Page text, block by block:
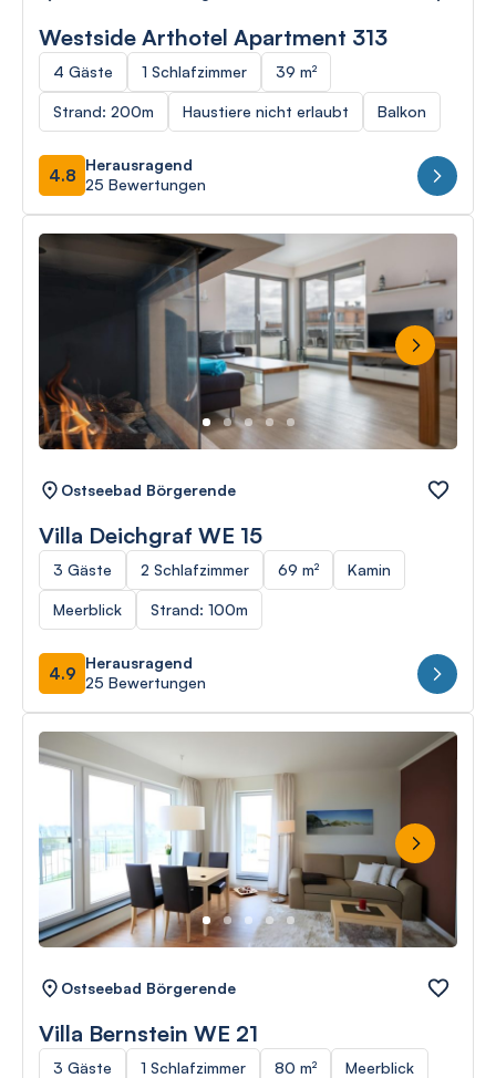
Westside Arthotel Apartment 313
4 Gäste 1 Schlafzimmer 39 m²
Strand: 200m Haustiere nicht erlaubt Balkon
4.8
Herausragend
25 Bewertungen
Next
Ostseebad Börgerende
Villa Deichgraf WE 15
3 Gäste 2 Schlafzimmer 69 m² Kamin
Meerblick Strand: 100m
4.9
Herausragend
25 Bewertungen
Next
Ostseebad Börgerende
Villa Bernstein WE 21
3 Gäste 1 Schlafzimmer 80 m² Meerblick